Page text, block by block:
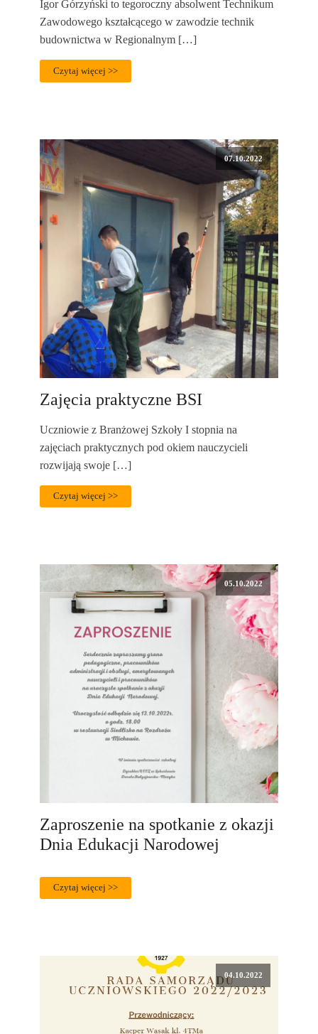
Igor Górzyński to tegoroczny absolwent Technikum
Zawodowego kształcącego w zawodzie technik
budownictwa w Regionalnym […]
Czytaj więcej >>
07.10.2022
Zajęcia praktyczne BSI
Uczniowie z Branżowej Szkoły I stopnia na
zajęciach praktycznych pod okiem nauczycieli
rozwijają swoje […]
Czytaj więcej >>
05.10.2022
Zaproszenie na spotkanie z okazji
Dnia Edukacji Narodowej
Czytaj więcej >>
04.10.2022